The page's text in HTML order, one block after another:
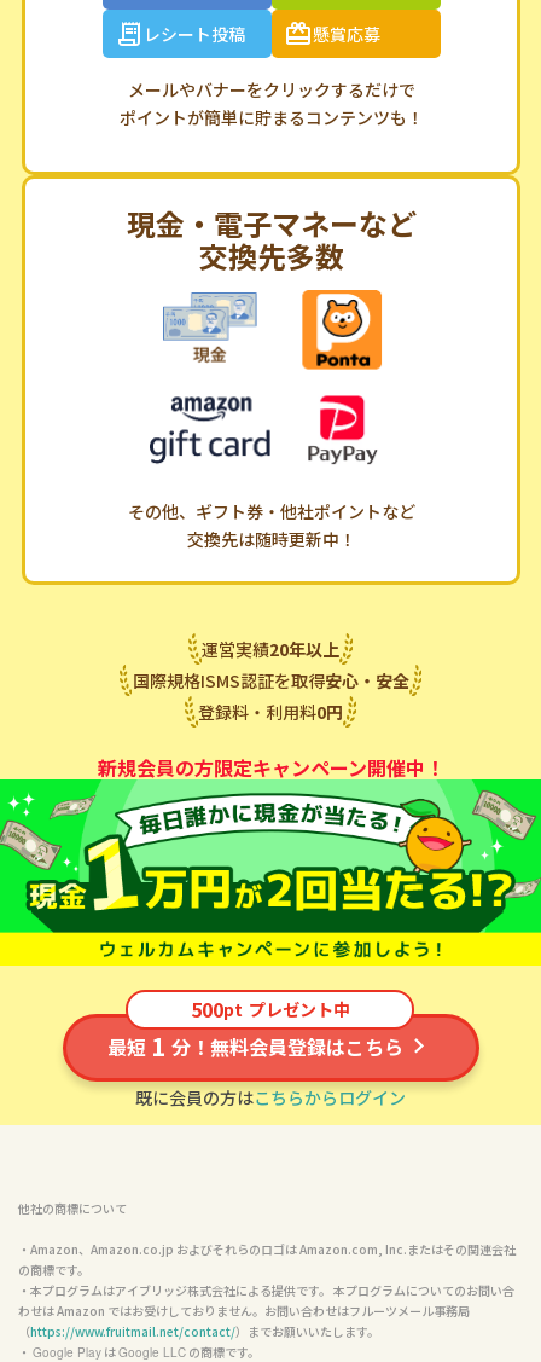
レシート投稿
懸賞応募
メールやバナーをクリックするだけで
ポイントが簡単に貯まるコンテンツも！
現金・電子マネーなど
交換先多数
その他、ギフト券・他社ポイントなど
交換先は随時更新中！
運営実績20年以上
国際規格ISMS認証を取得安心・安全
登録料・利用料0円
新規会員の方限定キャンペーン開催中！
500pt プレゼント中
最短 1 分！無料会員登録はこちら
既に会員の方はこちらからログイン
他社の商標について
・Amazon、Amazon.co.jp およびそれらのロゴは Amazon.com, Inc.またはその関連会社
の商標です。
・本プログラムはアイブリッジ株式会社による提供です。 本プログラムについてのお問い合
わせは Amazon ではお受けしておりません。お問い合わせはフルーツメール事務局
（https://www.fruitmail.net/contact/）までお願いいたします。
・ Google Play は Google LLC の商標です。